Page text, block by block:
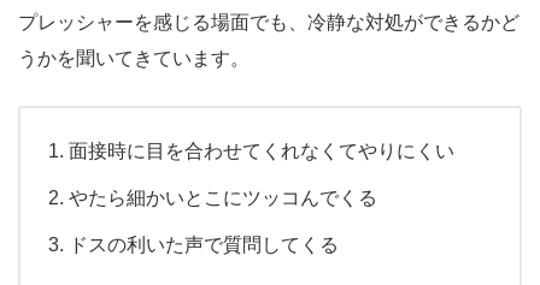
プレッシャーを感じる場面でも、冷静な対処ができるかど
うかを聞いてきています。
面接時に目を合わせてくれなくてやりにくい
やたら細かいとこにツッコんでくる
ドスの利いた声で質問してくる